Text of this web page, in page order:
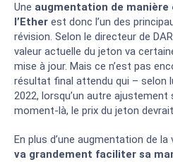
Une augmentation de manière
l’Ether est donc l’un des
révision. Selon le directeur de
valeur actuelle du jeton va
mise à jour. Mais ce n’est pas
résultat final attendu qui – selon
2022, lorsqu’un autre
moment-là, le prix du jeton
En plus d’une augmentation de la
va grandement faciliter sa